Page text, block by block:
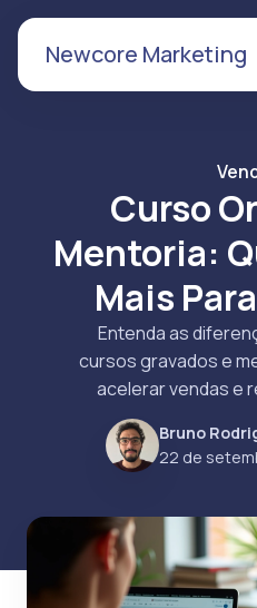
Newcore Marketing
Curso
Mentoria:
Mais
Entenda as
cursos gravados e
acelerar vendas e
Bruno
22 de